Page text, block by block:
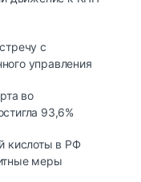
с
управления
во
93,6%
кислоты в РФ
меры